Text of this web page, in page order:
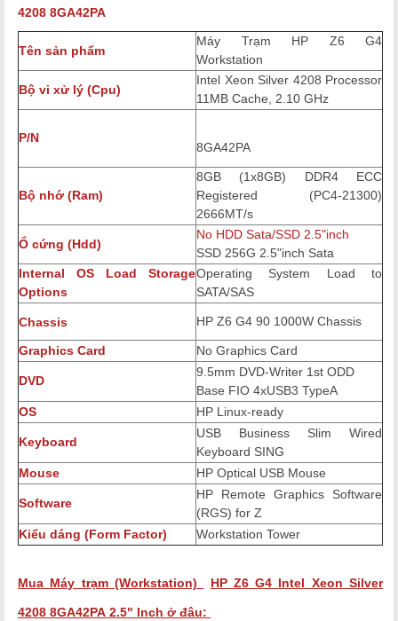
4208 8GA42PA
Tên sản phẩm
Máy Trạm HP Z6 G4
Workstation
Bộ vi xử lý (Cpu)
Intel Xeon Silver 4208 Processor
11MB Cache, 2.10 GHz
P/N
8GA42PA
Bộ nhớ (Ram)
8GB (1x8GB) DDR4 ECC
Registered (PC4-21300)
2666MT/s
Ổ cứng (Hdd)
No HDD Sata/SSD 2.5"inch
SSD 256G 2.5"inch Sata
Internal OS Load Storage
Options
Operating System Load to
SATA/SAS
Chassis HP Z6 G4 90 1000W Chassis
Graphics Card No Graphics Card
DVD
9.5mm DVD-Writer 1st ODD
Base FIO 4xUSB3 TypeA
OS
HP Linux-ready
Keyboard
USB Business Slim Wired
Keyboard SING
Mouse
HP Optical USB Mouse
Software
HP Remote Graphics Software
(RGS) for Z
Kiểu dáng (Form Factor)
Workstation Tower
Mua Máy trạm (Workstation) HP Z6 G4 Intel Xeon Silver
4208 8GA42PA 2.5" Inch ở đâu: